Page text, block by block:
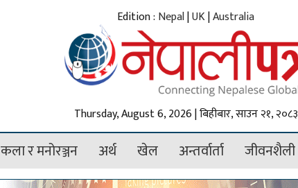
Edition : Nepal|UK|Australia
Thursday, August 6, 2026 | बिहीबार, साउन २१, २०८३
कला र मनोरञ्जन अर्थ खेल अन्तर्वार्ता जीवनशैली